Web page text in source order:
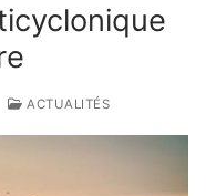
ACTUALITÉS